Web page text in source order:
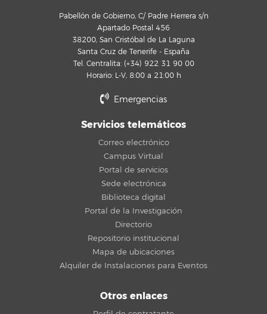
Pabellón de Gobierno, C/ Padre Herrera s/n
Apartado Postal 456
38200, San Cristóbal de La Laguna
Santa Cruz de Tenerife - España
Tel. Centralita: (+34) 922 31 90 00
Horario: L-V, 8:00 a 21:00 h
Emergencias
Servicios telemáticos
Correo electrónico
Campus Virtual
Portal de servicios
Sede electrónica
Biblioteca digital
Portal de la Investigación
Directorio
Repositorio institucional
Mapa de ubicaciones
Alquiler de Instalaciones para Eventos
Otros enlaces